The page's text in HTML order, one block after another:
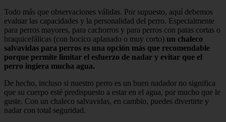
Todo más que observaciones válidas. Por supuesto, aquí debemos
evaluar las capacidades y la personalidad del perro. Especialmente
para perros mayores, para cachorros y para perros con patas cortas o
braquicefálicas (con hocico aplanado o muy corto) un chaleco
salvavidas para perros es una opción más que recomendable
porque permite limitar el esfuerzo de nadar y evitar que el
perro ingiera mucha agua.
De hecho, incluso si nuestro perro es un buen nadador no significa
que su cuerpo esté predispuesto a estar en el agua, por mucho que le
guste. Con un chaleco salvavidas, en cambio, puedes divertirte y
nadar con total seguridad.